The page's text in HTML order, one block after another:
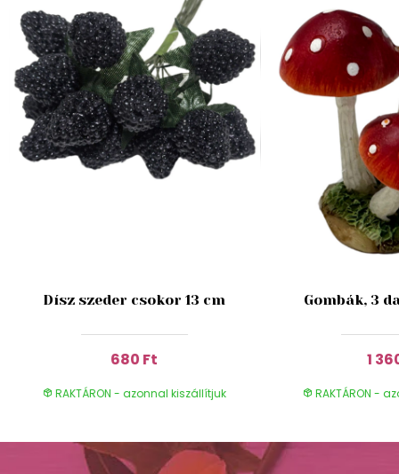
Dísz szeder csokor 13 cm
680 Ft
RAKTÁRON - azonnal kiszállítjuk
Gombák, 3
1
RAKTÁRON -